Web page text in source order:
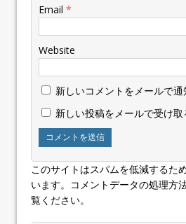
Email *
Website
新しいコメントをメールで通
新しい投稿をメールで受け取
このサイトはスパムを低減するた
います。 コメントデータの処理方
覧ください。